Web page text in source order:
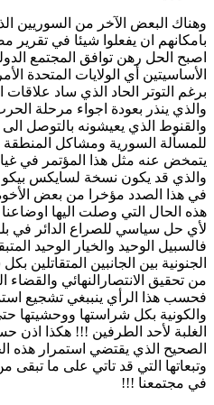
وهناك البعض الآخر من السوريين
بامكانهم ان يفعلوا شيئا في تقرير
اصبح الحل رهن توافق المجتمع
الأساسيتين أي الولايات المتحدة
برغم التوتر الحاد الذي ساد علاقات
والذي ينذر بعودة اجواء مرحلة
والقنوط الذي يعيشونه بالتوصل
للمسألة السورية ومشاكل
يتمخض عنه مثل هذا المؤتمر في
والذي قد يكون نسخة لسايكس
في هذا الصدد مؤخرا من بعض
هذه الحال التي وصلت اليها
لأي حل سياسي للصراع الدائر في
فالسبيل الوحيد والخيار الوحيد
الجنونية بين الجانبين المتقاتلين
من تحقيق الانتصارالنهائي
فحسب هذا الرأي ينببغي تشجيع
والكونية بكل شراستها ووحشيتها
الغلبة لأحد الطرفين !!! هكذا اذن
الصحيح الذي يقتضي استمرار هذه
وتبعاتها التي قد تاتي على ما
في مجتمعنا !!!